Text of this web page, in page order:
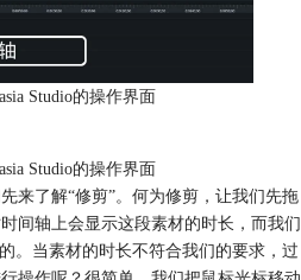
Studio的操作界面
Studio的操作界面
来了解“修剪”。何为修剪，让我们先拖
间轴上会显示这段素材的时长，而我们
。当素材的时长不符合我们的要求，过